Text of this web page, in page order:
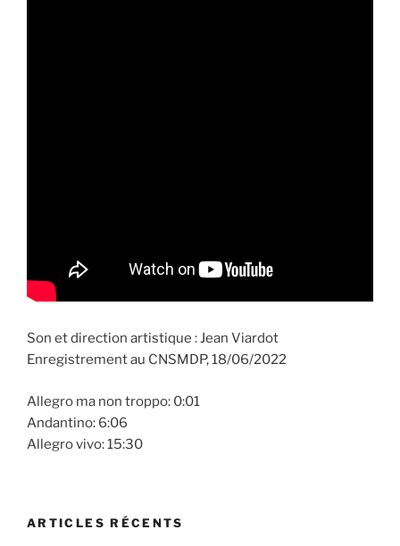
Son et direction artistique : Jean Viardot
Enregistrement au CNSMDP, 18/06/2022
Allegro ma non troppo: 0:01
Andantino: 6:06
Allegro vivo: 15:30
ARTICLES RÉCENTS